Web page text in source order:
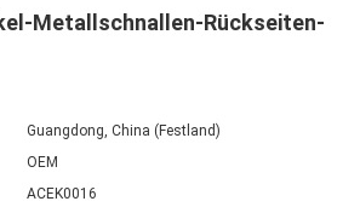
Metallschnallen-Rückseiten-
Guangdong, China (Festland)
OEM
ACEK0016